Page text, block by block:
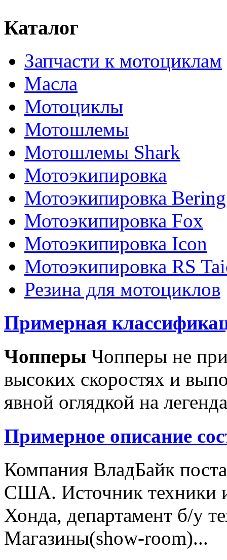
Каталог
Запчасти к мотоциклам
Масла
Мотоциклы
Мотошлемы
Мотошлемы Shark
Мотоэкипировка
Мотоэкипировка Bering
Мотоэкипировка Fox
Мотоэкипировка Icon
Мотоэкипировка RS
Резина для мотоциклов
Примерная
Чопперы Чопперы не
высоких скоростях и
явной оглядкой на
Примерное описание
Компания ВладБайк
США. Источник техники
Хонда, департамент б/у
Магазины(show-room)...